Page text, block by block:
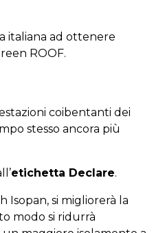
italiana ad ottenere
ROOF.
coibentanti dei
stesso ancora più
etichetta Declare.
Isopan, si migliorerà la
modo si ridurrà